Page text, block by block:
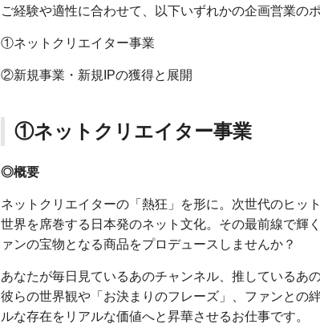
ご経験や適性に合わせて、以下いずれかの企画営業の
①ネットクリエイター事業
②新規事業・新規IPの獲得と展開
①ネットクリエイター事業
◎概要
ネットクリエイターの「熱狂」を形に。次世代のヒッ
世界を席巻する日本発のネット文化。その最前線で輝
ァンの宝物となる商品をプロデュースしませんか？
あなたが毎日見ているあのチャンネル、推しているあの
彼らの世界観や「お決まりのフレーズ」、ファンとの
ルな存在をリアルな価値へと昇華させるお仕事です。